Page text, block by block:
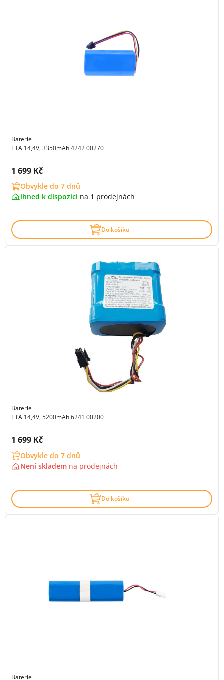
Baterie
ETA 14,4V, 3350mAh 4242 00270
Cena s DPH:
1 699 Kč
Obvykle do 7 dnů
ihned k dispozici na 1 prodejnách
Do košíku
Baterie
ETA 14,4V, 5200mAh 6241 00200
Cena s DPH:
1 699 Kč
Obvykle do 7 dnů
Není skladem na prodejnách
Do košíku
Baterie